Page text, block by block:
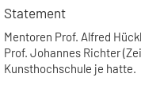
Statement
Mentoren Prof. Alfred
Prof. Johannes Richter
Kunsthochschule je hatte.